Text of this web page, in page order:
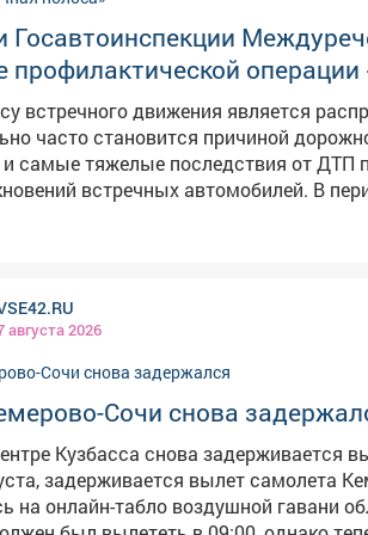
Алтайский край (+326 % за
Госавтоинспекции
профилактической операции
встречного движения является
часто становится причиной
самые тяжелые последствия от ДТП
автомобилей. В период с 6 по 9 августа 2026
обслуживания Междуреченского
проводится
Госавтоинспекции
на полосу, предназначенную для
соответствии с ч. 4 ст. 12.15 КоАП РФ
на полосу, предназначенную для
административного штрафа в
транспортными средствами на
в случае остановки автомобиля, по
выносит безальтернативное
августа 2026
Сочи снова
Кузбасса снова задерживается
задерживается вылет самолета
на онлайн-табло воздушной гавани